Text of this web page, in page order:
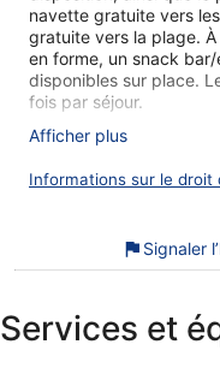
navette gratuite vers
gratuite vers la plage.
en forme, un snack
disponibles sur place.
fois par séjour.
Ramada by Wyndham
coffre-fort. Ces
avec surmatelas et
télévision LED 50
cuisine avec un grand
de cuisson, un micro-
Afficher plus
Informations sur le droit
Signaler
Services et